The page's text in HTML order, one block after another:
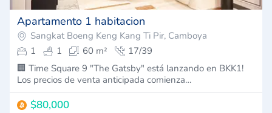
Apartamento 1 habitacion
Sangkat Boeng Keng Kang Ti Pir, Camboya
1
1 60 m²
17/39
🏢 Time Square 9 "The Gatsby" está lanzando en BKK1!
Los precios de venta anticipada comienza…
$80,000